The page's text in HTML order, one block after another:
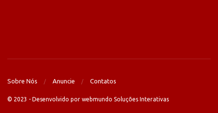
Sobre Nós Anuncie Contatos
© 2023 - Desenvolvido por webmundo Soluções Interativas